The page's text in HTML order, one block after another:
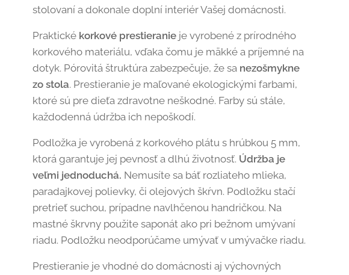
stolovaní a dokonale doplní interiér Vašej domácnosti.
Praktické korkové prestieranie je vyrobené z prírodného
korkového materiálu, vďaka čomu je mäkké a príjemné na
dotyk. Pórovitá štruktúra zabezpečuje, že sa nezošmykne
zo stola. Prestieranie je maľované ekologickými farbami,
ktoré sú pre dieťa zdravotne neškodné. Farby sú stále,
každodenná údržba ich nepoškodí.
Podložka je vyrobená z korkového plátu s hrúbkou 5 mm,
ktorá garantuje jej pevnosť a dlhú životnosť. Údržba je
veľmi jednoduchá. Nemusíte sa báť rozliateho mlieka,
paradajkovej polievky, či olejových škŕvn. Podložku stačí
pretrieť suchou, prípadne navlhčenou handričkou. Na
mastné škrvny použite saponát ako pri bežnom umývaní
riadu. Podložku neodporúčame umývať v umývačke riadu.
Prestieranie je vhodné do domácnosti aj výchovných